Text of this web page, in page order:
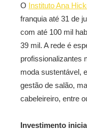
O Instituto Ana
franquia até 31 de
com até 100 mil
39 mil. A rede é
profissionalizantes
moda sustentável,
gestão de salão,
cabeleireiro, entre
Investimento